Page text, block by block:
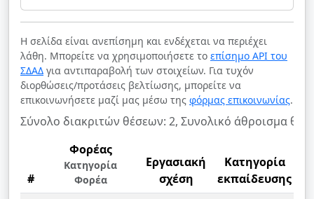
Η σελίδα είναι ανεπίσημη και ενδέχεται να περιέχει
λάθη. Μπορείτε να χρησιμοποιήσετε το επίσημο API του
ΣΔΑΔ για αντιπαραβολή των στοιχείων. Για τυχόν
διορθώσεις/προτάσεις βελτίωσης, μπορείτε να
επικοινωνήσετε μαζί μας μέσω της φόρμας επικοινωνίας.
Σύνολο διακριτών θέσεων: 2, Συνολικό άθροισμα
#
Φορέας
Κατηγορία
Φορέα
Εργασιακή
σχέση
Κατηγορία
εκπαίδευσης